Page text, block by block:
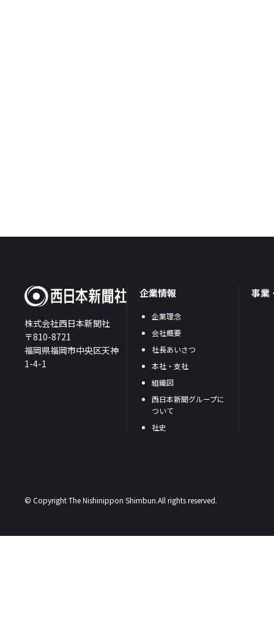
株式会社西日本新聞社
〒810-8721
福岡県福岡市中央区天神
1-4-1
企業情報
企業理念
会社概要
社長あいさつ
本社・支社
組織図
西日本新聞グループに
ついて
社史
事業
© Copyright The Nishinippon Shimbun.All rights reserved.